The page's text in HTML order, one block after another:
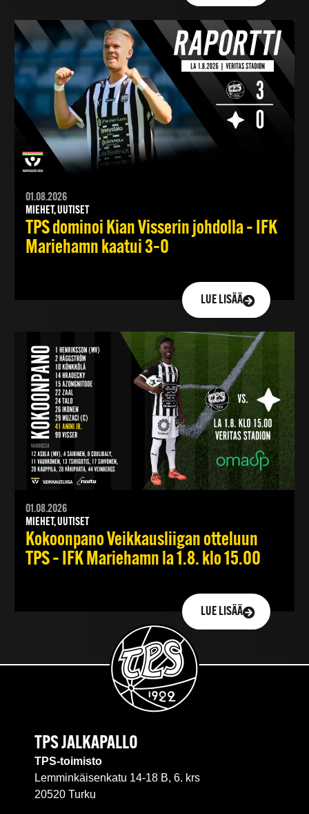
01.08.2026
MIEHET, UUTISET
TPS dominoi Kian Visserin johdolla – IFK
Mariehamn kaatui 3–0
LUE LISÄÄ
01.08.2026
MIEHET, UUTISET
Kokoonpano Veikkausliigan otteluun
TPS – IFK Mariehamn la 1.8. klo 15.00
LUE LISÄÄ
TPS JALKAPALLO
TPS-toimisto
Lemminkäisenkatu 14-18 B, 6. krs
20520 Turku